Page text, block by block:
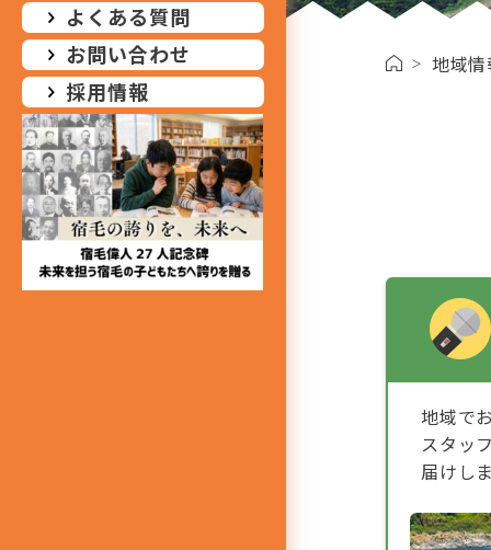
よくある質問
お問い合わせ
採用情報
地域
地域で
スタッ
届けし